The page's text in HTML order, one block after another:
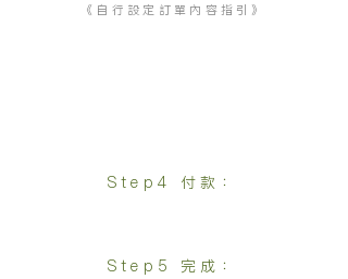
《自行設定訂單內容指引》
Step4 付款 ：
Step5 完成 ：